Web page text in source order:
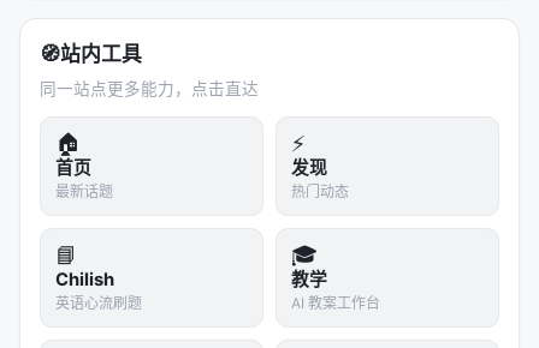
🧭站内工具
同一站点更多能力，点击直达
🏠
首页
最新话题
⚡
发现
热门动态
📘
Chilish
英语心流刷题
🎓
教学
AI 教案工作台